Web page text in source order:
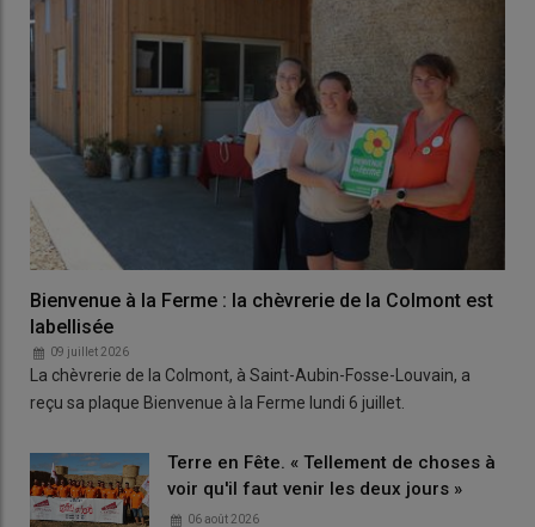
Bienvenue à la Ferme : la chèvrerie de la Colmont est
labellisée
09 juillet 2026
La chèvrerie de la Colmont, à Saint-Aubin-Fosse-Louvain, a
reçu sa plaque Bienvenue à la Ferme lundi 6 juillet.
Terre en Fête. « Tellement de choses à
voir qu'il faut venir les deux jours »
06 août 2026